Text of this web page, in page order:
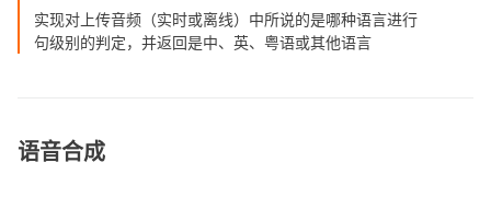
实现对上传音频（实时或离线）中所说的是哪种语言进行
句级别的判定，并返回是中、英、粤语或其他语言
语音合成